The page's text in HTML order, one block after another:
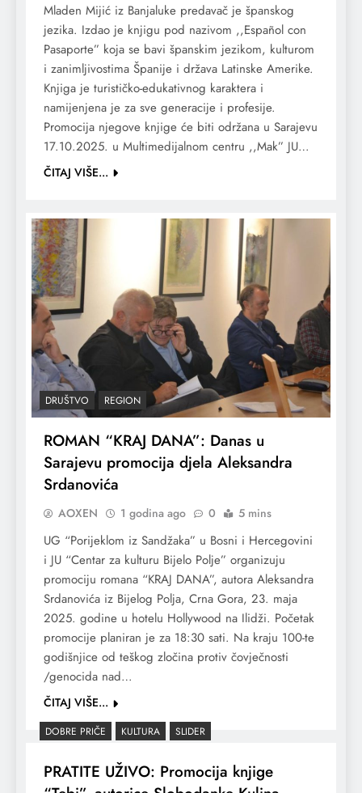
Mladen Mijić iz Banjaluke predavač je španskog
jezika. Izdao je knjigu pod nazivom ,,Español con
Pasaporte” koja se bavi španskim jezikom, kulturom
i zanimljivostima Španije i država Latinske Amerike.
Knjiga je turističko-edukativnog karaktera i
namijenjena je za sve generacije i profesije.
Promocija njegove knjige će biti održana u Sarajevu
17.10.2025. u Multimedijalnom centru ,,Mak” JU…
ČITAJ VIŠE...
DRUŠTVO REGION
ROMAN “KRAJ DANA”: Danas u
Sarajevu promocija djela Aleksandra
Srdanovića
AOXEN 1 godina ago 0 5 mins
UG “Porijeklom iz Sandžaka” u Bosni i Hercegovini
i JU “Centar za kulturu Bijelo Polje” organizuju
promociju romana “KRAJ DANA”, autora Aleksandra
Srdanovića iz Bijelog Polja, Crna Gora, 23. maja
2025. godine u hotelu Hollywood na Ilidži. Početak
promocije planiran je za 18:30 sati. Na kraju 100-te
godišnjice od teškog zločina protiv čovječnosti
/genocida nad…
ČITAJ VIŠE...
DOBRE PRIČE KULTURA SLIDER
PRATITE UŽIVO: Promocija knjige